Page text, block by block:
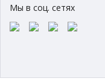
Мы в соц. сетях